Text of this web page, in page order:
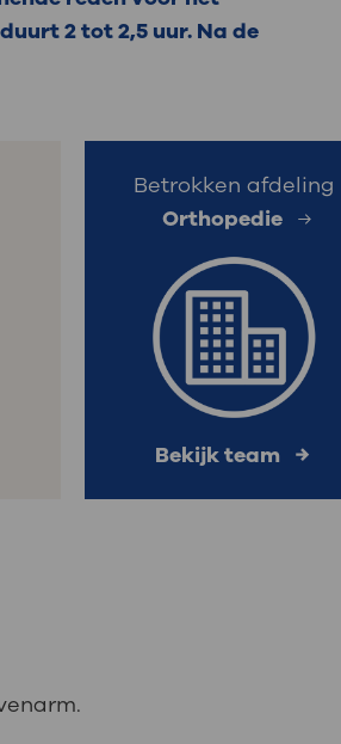
2 tot 2,5 uur. Na de
Betrokken afdeling
Orthopedie
Bekijk team